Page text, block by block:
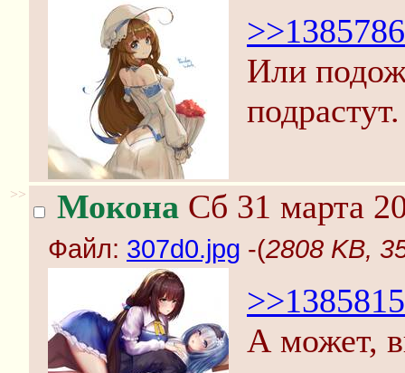
>>1385786
Или
подрастут.
>> Мокона Сб 31 марта
Файл: 307d0.jpg -(2808 KB,
>>1385815
А может,